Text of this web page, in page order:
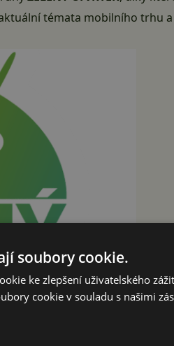
témata mobilního trhu
soubory cookie.
ke zlepšení uživatelského
cookie v souladu s našimi